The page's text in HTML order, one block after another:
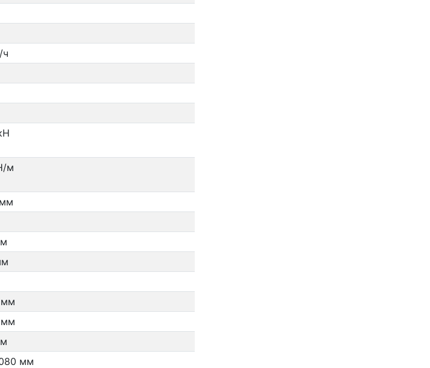
ч
м
мм